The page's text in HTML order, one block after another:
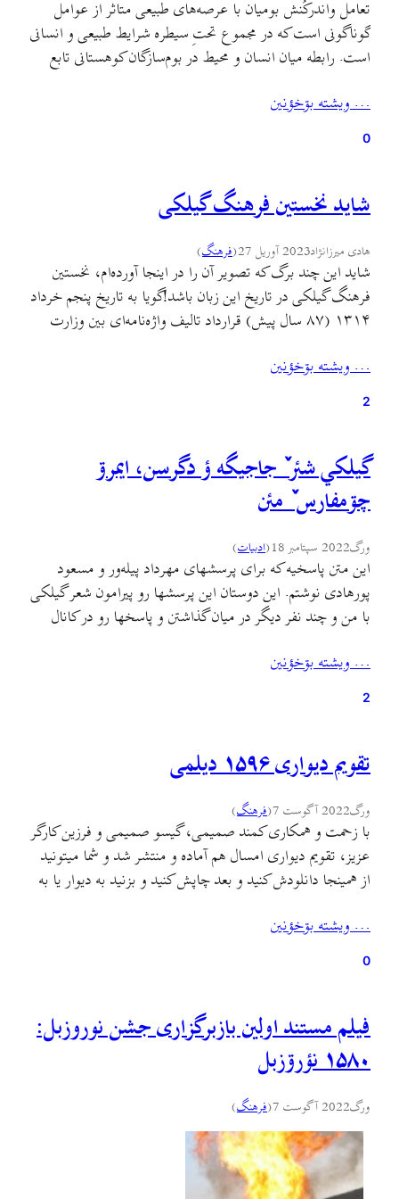
تعامل و‌اندرکُنش بومیان با عرصه‌های طبیعی متاثر از عوامل
گوناگونی است که در مجموع تحتِ سیطره شرایط طبیعی و انسانی
است. رابطه میان انسان و محیط در بوم‌سازگان کوهستانی تابع
یافت. تنها یکی‌از تفاوت‌های عمده آن‌ها شرایط خاص
بوم‌سازگان کوهستانی با ویژگی‌های چون پیچیدگی و شکنندگی…
… ويشته بۊخؤنين
0
شاید نخستین فرهنگ گیلکی
هادی میرزانژاد2023 آوریل 27 (فرهنگ)
شاید این چند برگ که تصویر آن را در اینجا آورده‌ام، نخستین
فرهنگ گیلکی در تاریخ این زبان باشد!گویا به تاریخ پنجم خرداد
۱۳۱۴ (۸۷ سال پیش) قرارداد تالیف واژه‌نامه‌ای بین وزارت
(محمدعلی افراشته) تدوین می‌شود، که طی آن افراشته متعهد
می‌شود تا پایان دی…
… ويشته بۊخؤنين
2
گيلکي شئر ٚ جاجيگه ؤ دگرسن، ايمرۊ
چۊمفارس ٚ مئن
ورگ2022 سپتامبر 18 (ادبيات)
اين متن پاسخیه که برای پرسشهای مهرداد پیله‌ور و مسعود
پورهادی نوشتم. این دوستان این پرسشها رو پیرامون شعر گیلکی
با من و چند نفر دیگر در میان گذاشتن و پاسخها رو در کانال
و پاسخهای من رو در اینجا بخونید: مهرداد جؤن، تي سؤالات
ٚ…
… ويشته بۊخؤنين
2
تقویم دیواری ۱۵۹۶ دیلمی
ورگ2022 آگوست 7 (فرهنگ)
با زحمت و همکاری کمند صمیمی، گیسو صمیمی و فرزین کارگر
عزیز، تقویم دیواری امسال هم آماده و منتشر شد و شما میتونید
از همینجا دانلودش کنید و بعد چاپش کنید و بزنید به دیوار یا به
یک فونت جدید سازگار با خط گیلکی…
… ويشته بۊخؤنين
0
فیلم مستند اولین بازبرگزاری جشن نوروزبل:
۱۵۸۰ نؤرۊزبل
ورگ2022 آگوست 7 (فرهنگ)